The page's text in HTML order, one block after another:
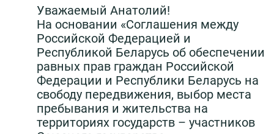
Уважаемый Анатолий!
На основании «Соглашения между
Российской Федерацией и
Республикой Беларусь об обеспечении
равных прав граждан Российской
Федерации и Республики Беларусь на
свободу передвижения, выбор места
пребывания и жительства на
территориях государств – участников